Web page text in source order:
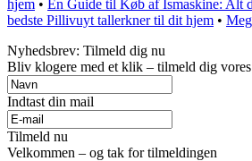
hjem • En Guide til Køb af Ismaskine: Alt
bedste Pillivuyt tallerkner til dit hjem •
Nyhedsbrev: Tilmeld dig nu
Bliv klogere med et klik – tilmeld dig vores
Indtast din mail
Tilmeld nu
Velkommen – og tak for tilmeldingen